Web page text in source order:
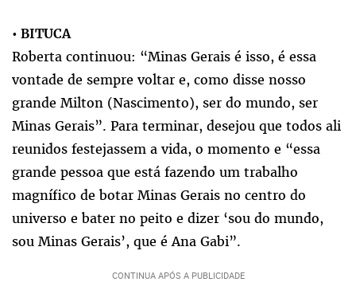
• BITUCA
Roberta continuou: “Minas Gerais é isso, é essa
vontade de sempre voltar e, como disse nosso
grande Milton (Nascimento), ser do mundo, ser
Minas Gerais”. Para terminar, desejou que todos ali
reunidos festejassem a vida, o momento e “essa
grande pessoa que está fazendo um trabalho
magnífico de botar Minas Gerais no centro do
universo e bater no peito e dizer ‘sou do mundo,
sou Minas Gerais’, que é Ana Gabi”.